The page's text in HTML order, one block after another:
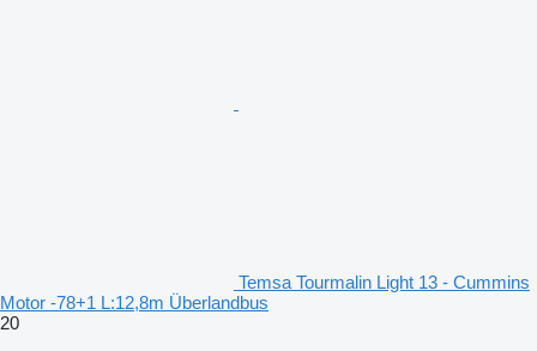
Temsa Tourmalin Light 13 - Cummins
Motor -78+1 L:12,8m Überlandbus
20